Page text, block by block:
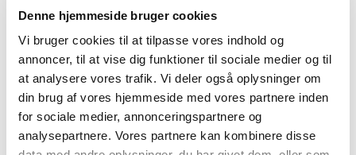
Denne hjemmeside bruger cookies
Vi bruger cookies til at tilpasse vores indhold og
annoncer, til at vise dig funktioner til sociale medier og til
at analysere vores trafik. Vi deler også oplysninger om
din brug af vores hjemmeside med vores partnere inden
for sociale medier, annonceringspartnere og
analysepartnere. Vores partnere kan kombinere disse
Tileksistentiellesamtaler tager vi os tid til at dykke ned i
tilværelsens store spørgsmål. Vi begynder hver gang med
en kort refleksion over dagens emne, hvorefter alle kan
bidrage til samtalen. Der er ikke rigtige eller forkerte
meninger og alle har mulighed for at tage del i samtalen. Vi